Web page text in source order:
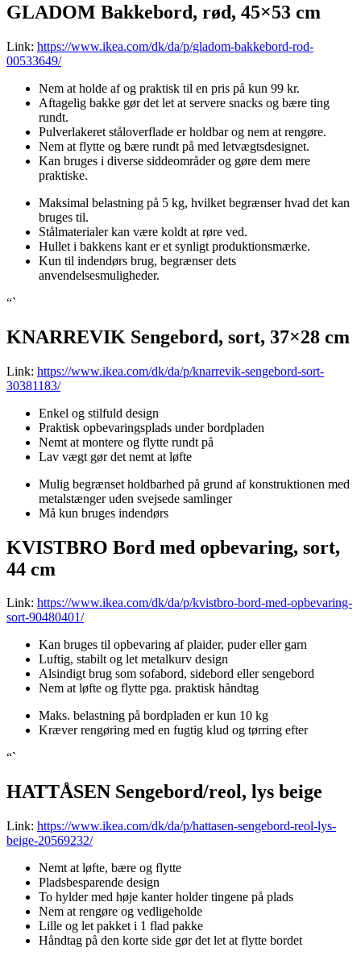
GLADOM Bakkebord, rød, 45×53 cm
Link: https://www.ikea.com/dk/da/p/gladom-bakkebord-rod-
00533649/
Nem at holde af og praktisk til en pris på kun 99 kr.
Aftagelig bakke gør det let at servere snacks og bære ting
rundt.
Pulverlakeret ståloverflade er holdbar og nem at rengøre.
Nem at flytte og bære rundt på med letvægtsdesignet.
Kan bruges i diverse siddeområder og gøre dem mere
praktiske.
Maksimal belastning på 5 kg, hvilket begrænser hvad det kan
bruges til.
Stålmaterialer kan være koldt at røre ved.
Hullet i bakkens kant er et synligt produktionsmærke.
Kun til indendørs brug, begrænser dets
anvendelsesmuligheder.
“`
KNARREVIK Sengebord, sort, 37×28 cm
Link: https://www.ikea.com/dk/da/p/knarrevik-sengebord-sort-
30381183/
Enkel og stilfuld design
Praktisk opbevaringsplads under bordpladen
Nemt at montere og flytte rundt på
Lav vægt gør det nemt at løfte
Mulig begrænset holdbarhed på grund af konstruktionen med
metalstænger uden svejsede samlinger
Må kun bruges indendørs
KVISTBRO Bord med opbevaring, sort,
44 cm
Link: https://www.ikea.com/dk/da/p/kvistbro-bord-med-opbevaring-
sort-90480401/
Kan bruges til opbevaring af plaider, puder eller garn
Luftig, stabilt og let metalkurv design
Alsindigt brug som sofabord, sidebord eller sengebord
Nem at løfte og flytte pga. praktisk håndtag
Maks. belastning på bordpladen er kun 10 kg
Kræver rengøring med en fugtig klud og tørring efter
“`
HATTÅSEN Sengebord/reol, lys beige
Link: https://www.ikea.com/dk/da/p/hattasen-sengebord-reol-lys-
beige-20569232/
Nemt at løfte, bære og flytte
Pladsbesparende design
To hylder med høje kanter holder tingene på plads
Nem at rengøre og vedligeholde
Lille og let pakket i 1 flad pakke
Håndtag på den korte side gør det let at flytte bordet